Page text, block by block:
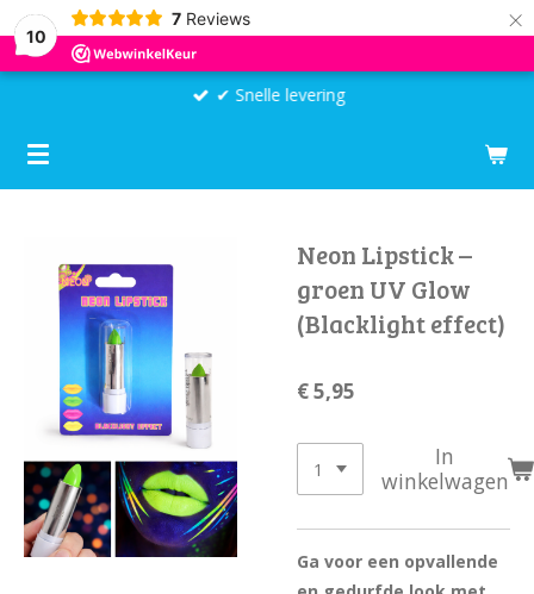
10
7 Reviews ×
✔ Snelle levering
Neon Lipstick –
groen UV Glow
(Blacklight effect)
€ 5,95
In
winkelwagen
Ga voor een opvallende